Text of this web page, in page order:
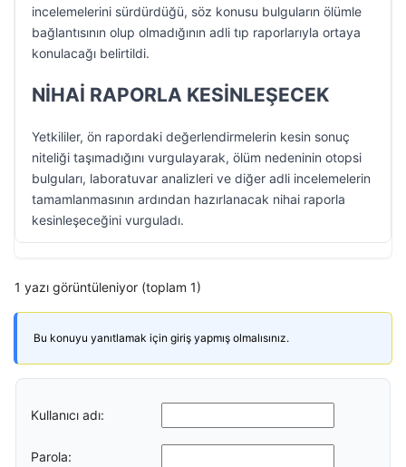
incelemelerini sürdürdüğü, söz konusu bulguların ölümle
bağlantısının olup olmadığının adli tıp raporlarıyla ortaya
konulacağı belirtildi.
NİHAİ RAPORLA KESİNLEŞECEK
Yetkililer, ön rapordaki değerlendirmelerin kesin sonuç
niteliği taşımadığını vurgulayarak, ölüm nedeninin otopsi
bulguları, laboratuvar analizleri ve diğer adli incelemelerin
tamamlanmasının ardından hazırlanacak nihai raporla
kesinleşeceğini vurguladı.
1 yazı görüntüleniyor (toplam 1)
Bu konuyu yanıtlamak için giriş yapmış olmalısınız.
Kullanıcı adı:
Parola: